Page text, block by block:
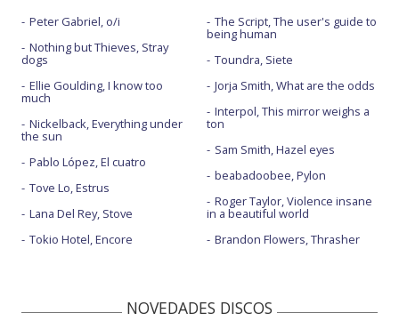
Peter Gabriel, o/i
Nothing but Thieves, Stray
dogs
Ellie Goulding, I know too
much
Nickelback, Everything under
the sun
Pablo López, El cuatro
Tove Lo, Estrus
Lana Del Rey, Stove
Tokio Hotel, Encore
The Script, The user's guide to
being human
Toundra, Siete
Jorja Smith, What are the odds
Interpol, This mirror weighs a
ton
Sam Smith, Hazel eyes
beabadoobee, Pylon
Roger Taylor, Violence insane
in a beautiful world
Brandon Flowers, Thrasher
NOVEDADES DISCOS